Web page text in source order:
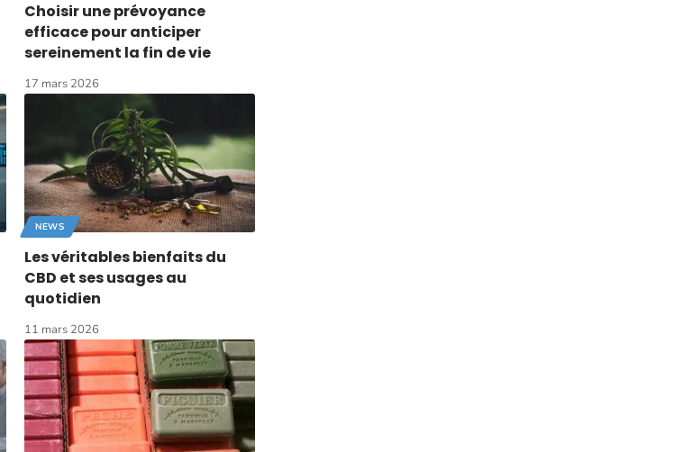
Choisir une prévoyance
efficace pour anticiper
sereinement la fin de vie
17 mars 2026
NEWS
Les véritables bienfaits du
CBD et ses usages au
quotidien
11 mars 2026